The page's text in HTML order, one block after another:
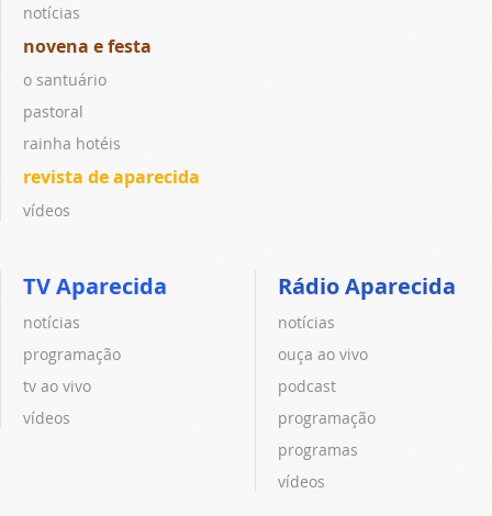
notícias
novena e festa
o santuário
pastoral
rainha hotéis
revista de aparecida
vídeos
TV Aparecida
notícias
programação
tv ao vivo
vídeos
Rádio Aparecida
notícias
ouça ao vivo
podcast
programação
programas
vídeos